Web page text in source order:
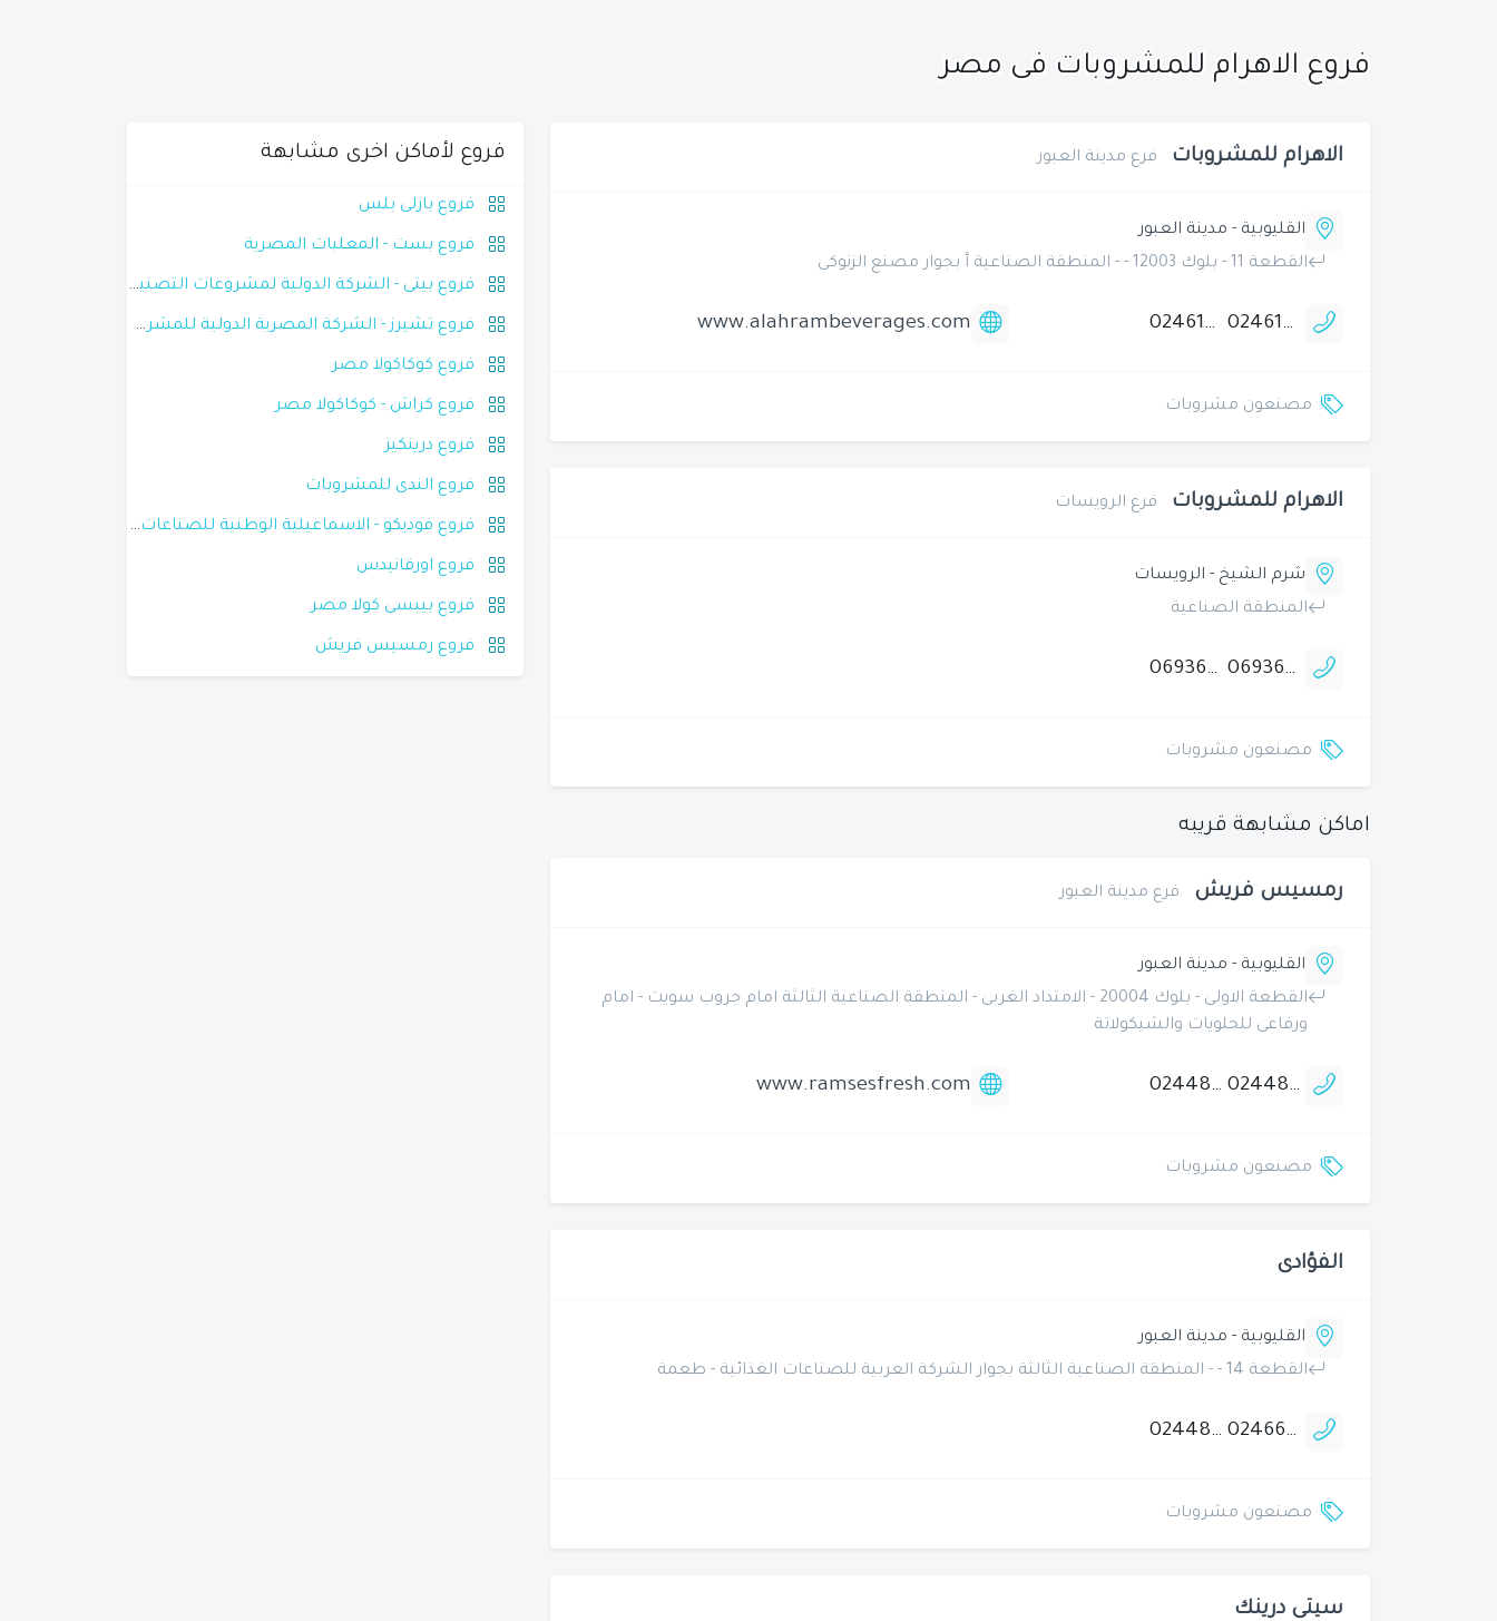
فروع الاهرام للمشروبات فى مصر
الاهرام للمشروبات فرع مدينة العبور
القليوبية - مدينة العبور
القطعة 11 - بلوك 12003 - - المنطقة الصناعية أ بجوار مصنع الزنوكى
0246141000
0246141071
www.alahrambeverages.com
مصنعون مشروبات
الاهرام للمشروبات فرع الرويسات
شرم الشيخ - الرويسات
المنطقة الصناعية
0693664158
0693664157
مصنعون مشروبات
اماكن مشابهة قريبه
رمسيس فريش فرع مدينة العبور
القليوبية - مدينة العبور
القطعة الاولى - بلوك 20004 - الامتداد الغربى - المنطقة الصناعية الثالثة امام جروب سويت - امام
ورفاعى للحلويات والشيكولاتة
0244892249
0244892253
www.ramsesfresh.com
مصنعون مشروبات
الفؤادى
القليوبية - مدينة العبور
القطعة 14 - - المنطقة الصناعية الثالثة بجوار الشركة العربية للصناعات الغذائية - طعمة
0246652444
0244890255
مصنعون مشروبات
سيتى درينك
فروع لأماكن اخرى مشابهة
فروع بارلى بلس
فروع بست - المعلبات المصرية
فروع بيتى - الشركة الدولية لمشروعات التصنيع الزراعى
فروع تشيرز - الشركة المصرية الدولية للمشروبات
فروع كوكاكولا مصر
فروع كراش - كوكاكولا مصر
فروع درينكيز
فروع الندى للمشروبات
فروع فوديكو - الاسماعيلية الوطنية للصناعات الغذائية
فروع اورفانيدس
فروع بيبسى كولا مصر
فروع رمسيس فريش